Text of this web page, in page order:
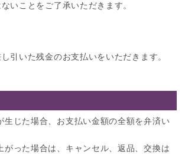
いことをご了承いただきます。
引いた残金のお支払いをいただきます。
じた場合、お支払い金額の全額を弁済い
った場合は、キャンセル、返品、交換は